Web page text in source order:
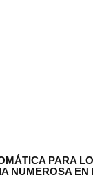
PARA
NUMEROSA EN